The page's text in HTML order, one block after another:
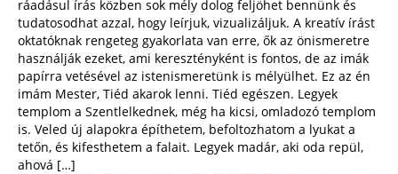
ráadásul írás közben sok mély dolog feljöhet bennünk és
tudatosodhat azzal, hogy leírjuk, vizualizáljuk. A kreatív írást
oktatóknak rengeteg gyakorlata van erre, ők az önismeretre
használják ezeket, ami keresztényként is fontos, de az imák
papírra vetésével az istenismeretünk is mélyülhet. Ez az én
imám Mester, Tiéd akarok lenni. Tiéd egészen. Legyek
templom a Szentlelkednek, még ha kicsi, omladozó templom
is. Veled új alapokra építhetem, befoltozhatom a lyukat a
tetőn, és kifesthetem a falait. Legyek madár, aki oda repül,
ahová […]